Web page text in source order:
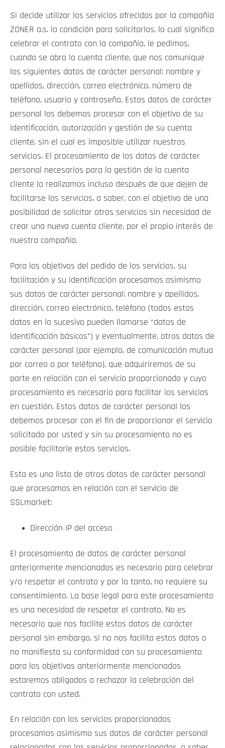
Si decide utilizar los servicios ofrecidos por la compañía
ZONER a.s. la condición para solicitarlos, lo cual significa
celebrar el contrato con la compañía, le pedimos,
cuando se abra la cuenta cliente, que nos comunique
los siguientes datos de carácter personal: nombre y
apellidos, dirección, correo electrónico, número de
teléfono, usuario y contraseña. Estos datos de carácter
personal los debemos procesar con el objetivo de su
identificación, autorización y gestión de su cuenta
cliente, sin el cual es imposible utilizar nuestros
servicios. El procesamiento de los datos de carácter
personal necesarios para la gestión de la cuenta
cliente lo realizamos incluso después de que dejen de
facilitarse los servicios, a saber, con el objetivo de una
posibilidad de solicitar otros servicios sin necesidad de
crear una nueva cuenta cliente, por el propio interés de
nuestra compañía.
Para los objetivos del pedido de los servicios, su
facilitación y su identificación procesamos asimismo
sus datos de carácter personal: nombre y apellidos,
dirección, correo electrónico, teléfono (todos estos
datos en lo sucesivo pueden llamarse “datos de
identificación básicos”) y eventualmente, otros datos de
carácter personal (por ejemplo, de comunicación mutua
por correo o por teléfono), que adquiriremos de su
parte en relación con el servicio proporcionado y cuyo
procesamiento es necesario para facilitar los servicios
en cuestión. Estos datos de carácter personal los
debemos procesar con el fin de proporcionar el servicio
solicitado por usted y sin su procesamiento no es
posible facilitarle estos servicios.
Esta es una lista de otros datos de carácter personal
que procesamos en relación con el servicio de
SSLmarket:
Dirección IP del acceso
El procesamiento de datos de carácter personal
anteriormente mencionados es necesario para celebrar
y/o respetar el contrato y por lo tanto, no requiere su
consentimiento. La base legal para este procesamiento
es una necesidad de respetar el contrato. No es
necesario que nos facilite estos datos de carácter
personal sin embargo, si no nos facilita estos datos o
no manifiesta su conformidad con su procesamiento
para los objetivos anteriormente mencionados
estaremos obligados a rechazar la celebración del
contrato con usted.
En relación con los servicios proporcionados
procesamos asimismo sus datos de carácter personal